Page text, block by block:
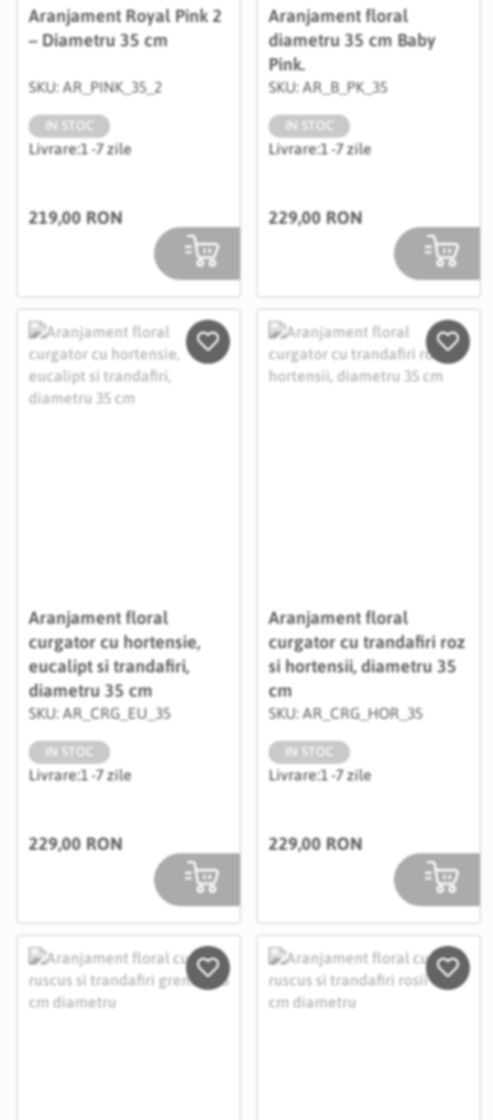
Aranjament Royal Pink 2
– Diametru 35 cm
SKU: AR_PINK_35_2
IN STOC
Livrare:1 -7 zile
219,00 RON
Aranjament floral
diametru 35 cm Baby
Pink.
SKU: AR_B_PK_35
IN STOC
Livrare:1 -7 zile
229,00 RON
Aranjament floral
curgator cu hortensie,
eucalipt si trandafiri,
diametru 35 cm
SKU: AR_CRG_EU_35
IN STOC
Livrare:1 -7 zile
229,00 RON
Salveaza in Wishlist
Aranjament floral
curgator cu trandafiri roz
si hortensii, diametru 35
cm
SKU: AR_CRG_HOR_35
IN STOC
Livrare:1 -7 zile
229,00 RON
Salveaza in Wishlist